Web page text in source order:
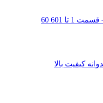
1 تا 60
1 60
کیفیت بالا